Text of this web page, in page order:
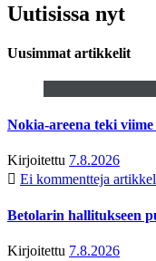
Uutisissa nyt
Uusimmat artikkelit
Nokia-areena teki
Kirjoitettu 7.8.2026
Ei kommentteja
Betolarin hallitukseen
Kirjoitettu 7.8.2026